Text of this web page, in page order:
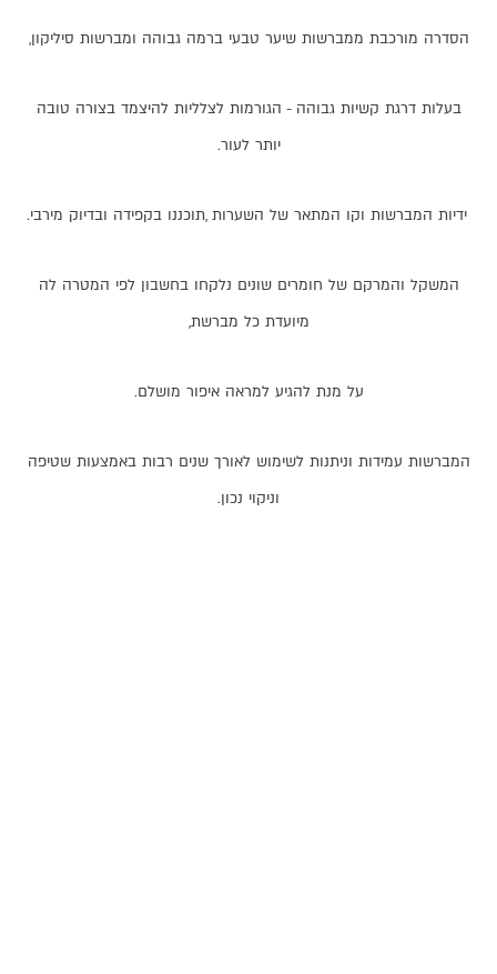
הסדרה מורכבת ממברשות שיער טבעי ברמה גבוהה ומברשות סיליקון,
בעלות דרגת קשיות גבוהה - הגורמות לצלליות להיצמד בצורה טובה
יותר לעור.
ידיות המברשות וקו המתאר של השערות ,תוכננו בקפידה ובדיוק מירבי.
המשקל והמרקם של חומרים שונים נלקחו בחשבון לפי המטרה לה
מיועדת כל מברשת,
על מנת להגיע למראה איפור מושלם.
המברשות עמידות וניתנות לשימוש לאורך שנים רבות באמצעות שטיפה
וניקוי נכון.